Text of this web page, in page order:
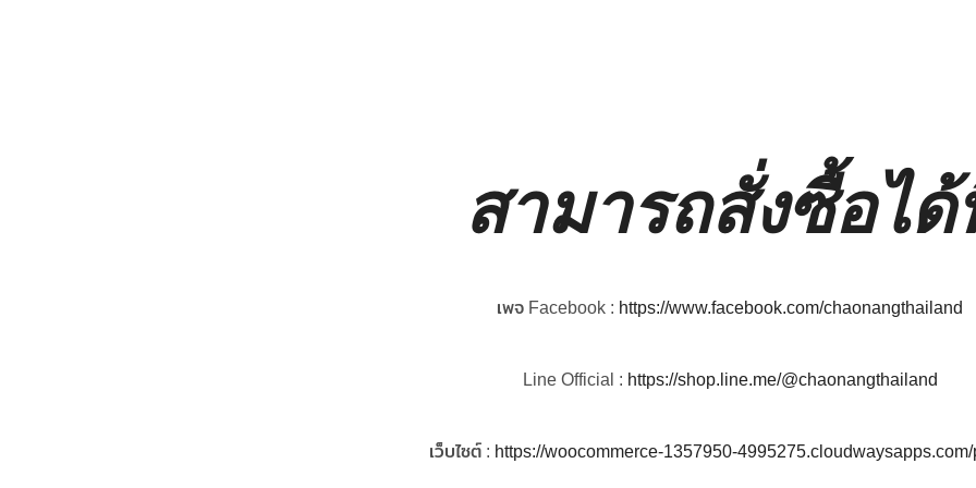
สามารถสั่งซื้อไ
เพจ Facebook : https://www.facebook.com/chaonangthailand
Line Official : https://shop.line.me/@chaonangthailand
เว็บไซต์ : https://woocommerce-1357950-